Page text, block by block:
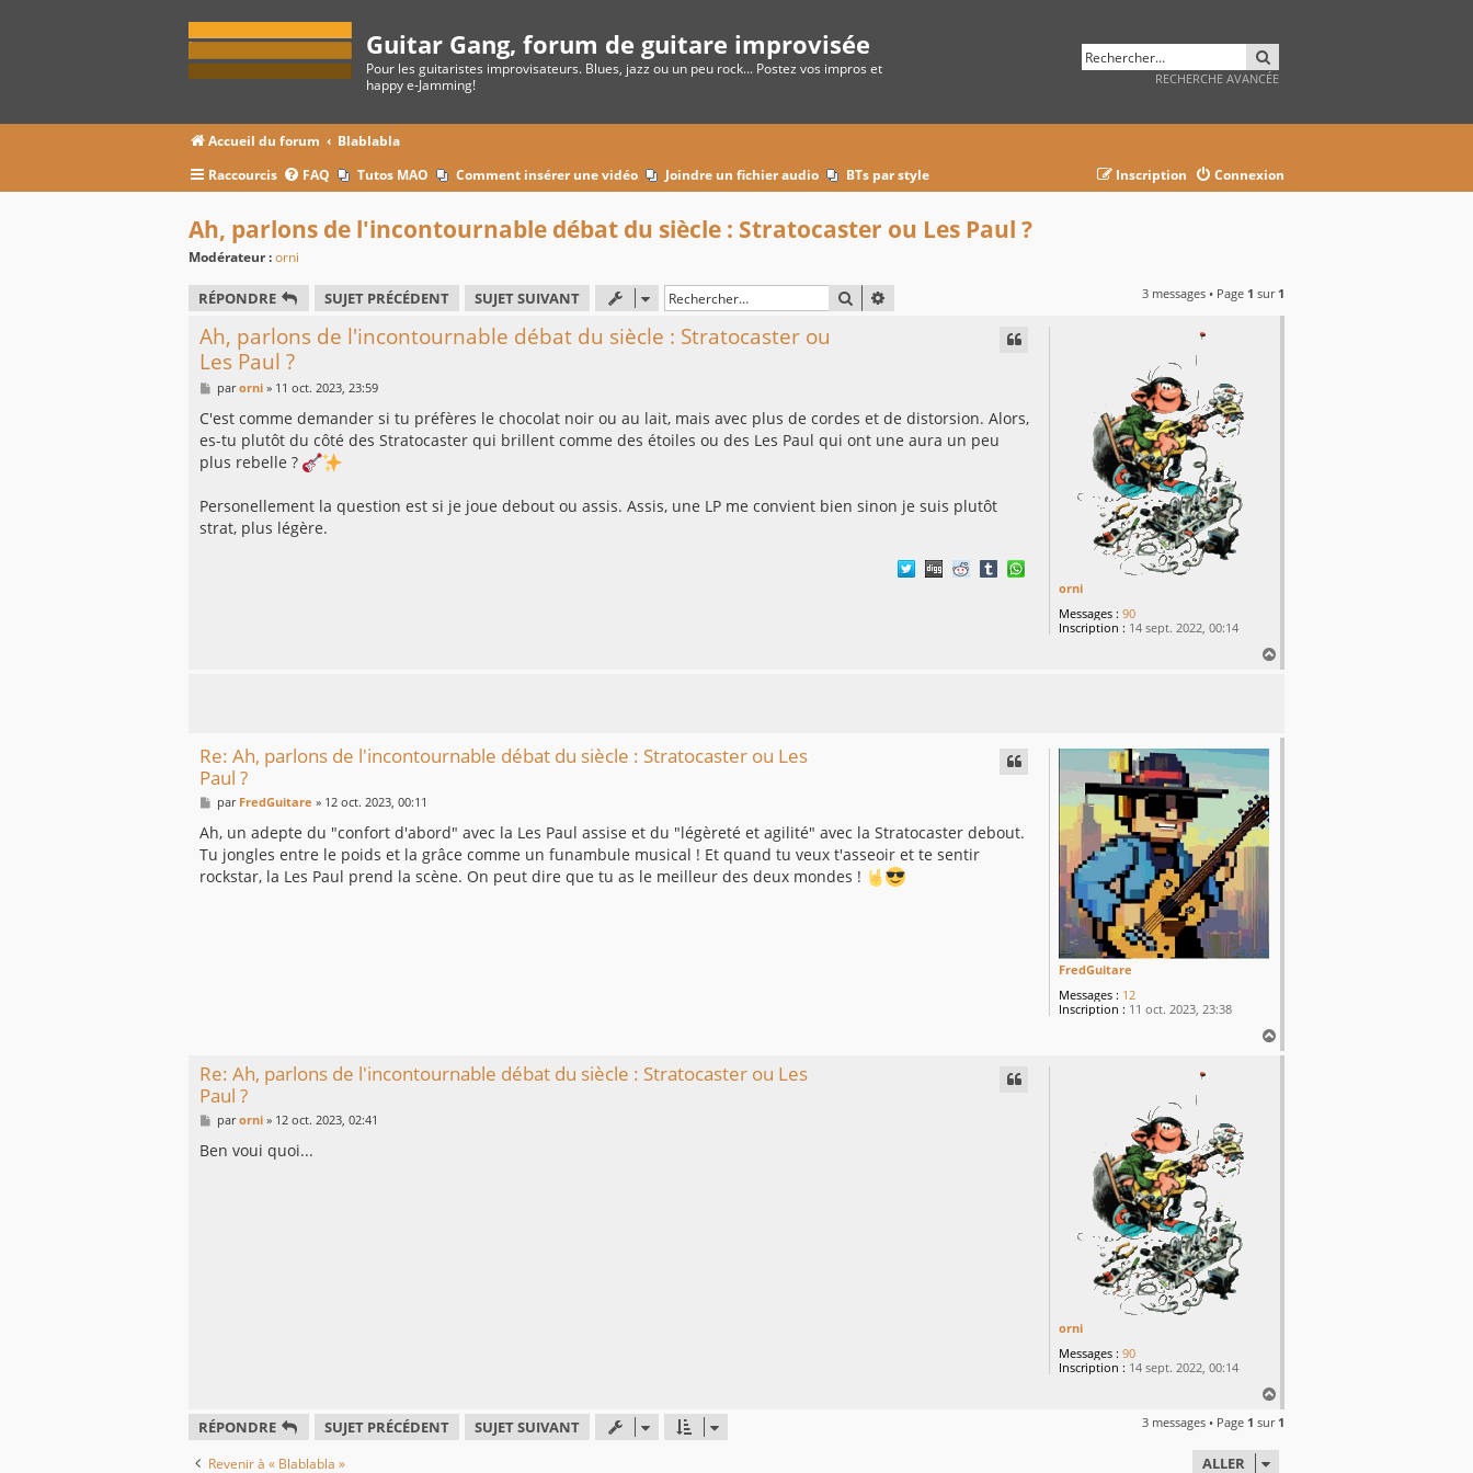
Guitar Gang, forum de guitare improvisée
Pour les guitaristes improvisateurs. Blues, jazz ou un peu rock... Postez vos impros et
happy e-Jamming!
RECHERCHE AVANCÉE
Accueil du forum
Blablabla
Raccourcis
FAQ Tutos MAO Comment insérer une vidéo Joindre un fichier audio BTs par style Connexion
Inscription
Ah, parlons de l'incontournable débat du siècle : Stratocaster ou Les Paul ?
Modérateur :orni
RÉPONDRE SUJET PRÉCÉDENT SUJET SUIVANT RECHERCHER 3 messages • Page 1 sur 1
orni
Messages : 90
Inscription : 14 sept. 2022, 00:14
Ah, parlons de l'incontournable débat du siècle : Stratocaster ou
Les Paul ?
M
e
s
s
a
g
e
parorni» 11 oct. 2023, 23:59
C'est comme demander si tu préfères le chocolat noir ou au lait, mais avec plus de cordes et de distorsion. Alors,
es-tu plutôt du côté des Stratocaster qui brillent comme des étoiles ou des Les Paul qui ont une aura un peu
plus rebelle ?
Personellement la question est si je joue debout ou assis. Assis, une LP me convient bien sinon je suis plutôt
strat, plus légère.
a
FredGuitare
Messages : 12
Inscription : 11 oct. 2023, 23:38
Re: Ah, parlons de l'incontournable débat du siècle : Stratocaster ou Les
Paul ?
M
e
s
s
a
g
e
par FredGuitare » 12 oct. 2023, 00:11
Ah, un adepte du "confort d'abord" avec la Les Paul assise et du "légèreté et agilité" avec la Stratocaster debout.
Tu jongles entre le poids et la grâce comme un funambule musical ! Et quand tu veux t'asseoir et te sentir
rockstar, la Les Paul prend la scène. On peut dire que tu as le meilleur des deux mondes !
a
orni
Messages : 90
Inscription : 14 sept. 2022, 00:14
Re: Ah, parlons de l'incontournable débat du siècle : Stratocaster ou Les
Paul ?
M
e
s
s
parorni» 12 oct. 2023, 02:41
Ben voui quoi...
a
u
RÉPONDRE SUJET PRÉCÉDENT SUJET SUIVANT 3 messages • Page 1 sur 1
Revenir à « Blablabla » ALLER